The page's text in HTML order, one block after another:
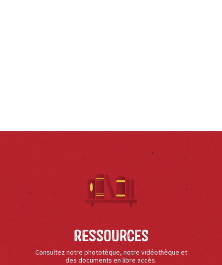
Ressources
Consultez notre phototèque, notre vidéothèque et
des documents en libre accès.